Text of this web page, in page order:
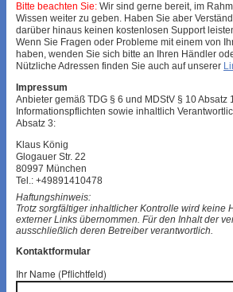
Bitte beachten Sie: Wir sind gerne bereit, im
Wissen weiter zu geben. Haben Sie aber
darüber hinaus keinen kostenlosen Support
Wenn Sie Fragen oder Probleme mit einem von
haben, wenden Sie sich bitte an Ihren Händler
Nützliche Adressen finden Sie auch auf unserer
Impressum
Anbieter gemäß TDG § 6 und MDStV § 10 Absatz
Informationspflichten sowie inhaltlich
Absatz 3:
Klaus König
Glogauer Str. 22
80997 München
Tel.: +49891410478
Haftungshinweis:
Trotz sorgfältiger inhaltlicher Kontrolle wird keine
externer Links übernommen. Für den Inhalt der
ausschließlich deren Betreiber verantwortlich.
Kontaktformular
Ihr Name (Pflichtfeld)